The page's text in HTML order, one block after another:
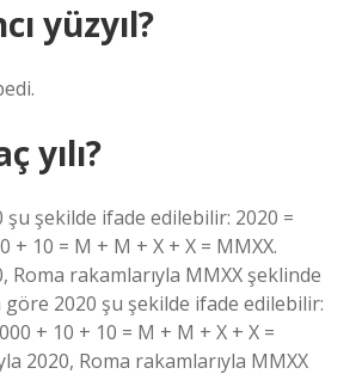
yüzyıl?
yılı?
şekilde ifade edilebilir: 2020 =
+ 10 = M + M + X + X = MMXX.
Roma rakamlarıyla MMXX şeklinde
göre 2020 şu şekilde ifade edilebilir:
+ 10 + 10 = M + M + X + X =
2020, Roma rakamlarıyla MMXX